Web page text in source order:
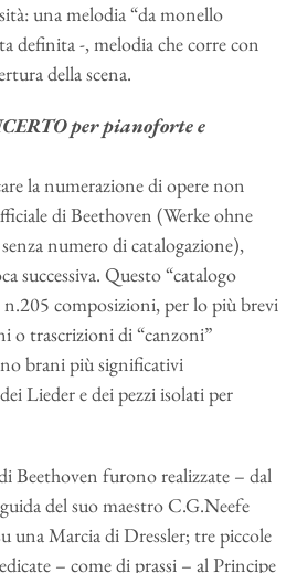
una melodia “da monello
definita -, melodia che corre con
della scena.
per pianoforte e
la numerazione di opere non
di Beethoven (Werke ohne
numero di catalogazione),
successiva. Questo “catalogo
composizioni, per lo più brevi
o trascrizioni di “canzoni”
brani più significativi
Lieder e dei pezzi isolati per
Beethoven furono realizzate – dal
del suo maestro C.G.Neefe
una Marcia di Dressler; tre piccole
– come di prassi – al Principe